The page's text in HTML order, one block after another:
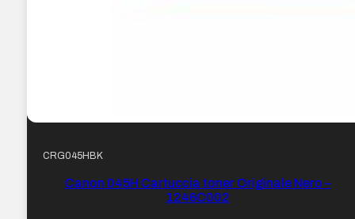
CRG045HBK
Canon 045H Cartuccia toner Originale Nero –
1246C002